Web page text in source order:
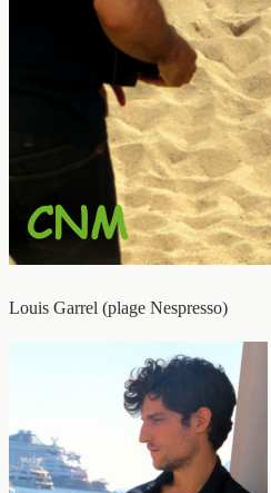
Louis Garrel (plage Nespresso)